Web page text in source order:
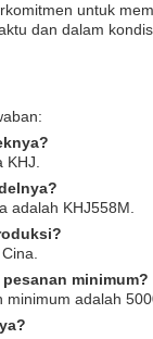
untuk
dan dalam
adalah KHJ558M.
minimum?
adalah